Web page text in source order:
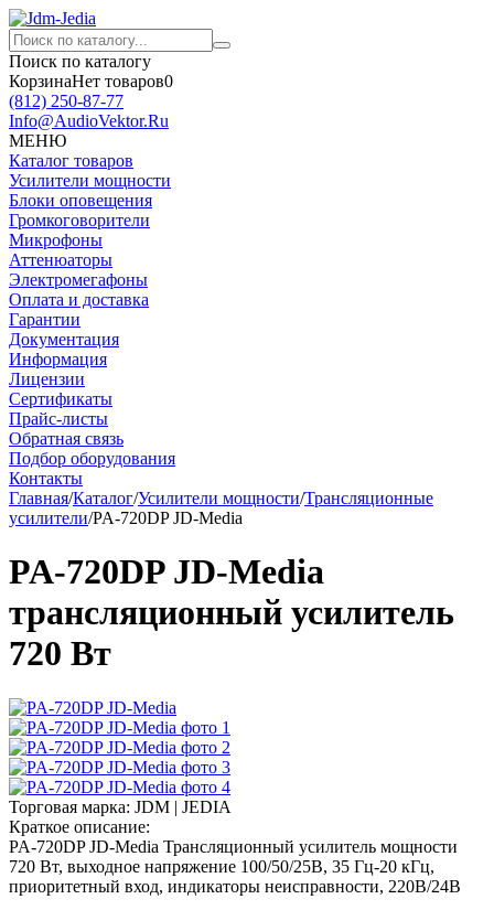
Поиск по каталогу
КорзинаНет товаров0
(812) 250-87-77
Info@AudioVektor.Ru
МЕНЮ
Каталог товаров
Усилители мощности
Блоки оповещения
Громкоговорители
Микрофоны
Аттенюаторы
Электромегафоны
Оплата и доставка
Гарантии
Документация
Информация
Лицензии
Сертификаты
Прайс-листы
Обратная связь
Подбор оборудования
Контакты
Главная/Каталог/Усилители мощности/Трансляционные
усилители/PA-720DP JD-Media
PA-720DP JD-Media
трансляционный усилитель
720 Вт
Торговая марка: JDM | JEDIA
Краткое описание:
PA-720DP JD-Media Трансляционный усилитель мощности
720 Вт, выходное напряжение 100/50/25В, 35 Гц-20 кГц,
приоритетный вход, индикаторы неисправности, 220В/24В